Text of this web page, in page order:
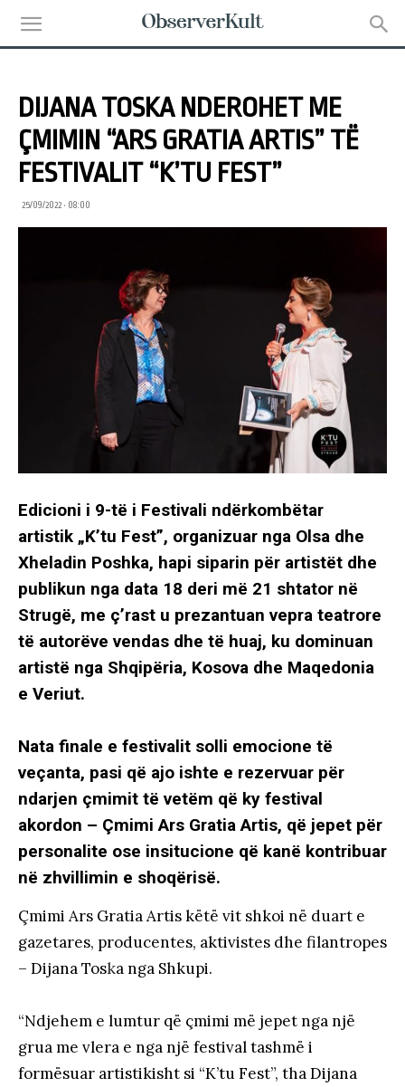
DIJANA TOSKA NDEROHET ME
ÇMIMIN “ARS GRATIA ARTIS” TË
FESTIVALIT “K’TU FEST”
25/09/2022 • 08:00
Edicioni i 9-të i Festivali ndërkombëtar
artistik „K’tu Fest”, organizuar nga Olsa dhe
Xheladin Poshka, hapi siparin për artistët dhe
publikun nga data 18 deri më 21 shtator në
Strugë, me ç’rast u prezantuan vepra teatrore
të autorëve vendas dhe të huaj, ku dominuan
artistë nga Shqipëria, Kosova dhe Maqedonia
e Veriut.
Nata finale e festivalit solli emocione të
veçanta, pasi që ajo ishte e rezervuar për
ndarjen çmimit të vetëm që ky festival
akordon – Çmimi Ars Gratia Artis, që jepet për
personalite ose insitucione që kanë kontribuar
në zhvillimin e shoqërisë.
Çmimi Ars Gratia Artis këtë vit shkoi në duart e
gazetares, producentes, aktivistes dhe filantropes
– Dijana Toska nga Shkupi.
“Ndjehem e lumtur që çmimi më jepet nga një
grua me vlera e nga një festival tashmë i
formësuar artistikisht si “K’tu Fest”, tha Dijana